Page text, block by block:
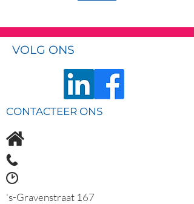
VOLG ONS
CONTACTEER ONS
's-Gravenstraat 167